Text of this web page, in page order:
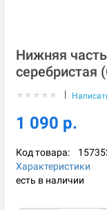
Нижняя
серебристая
★ ★ ★ ★ ★ |
1 090 р.
Код товара:
Характеристики
есть в наличии